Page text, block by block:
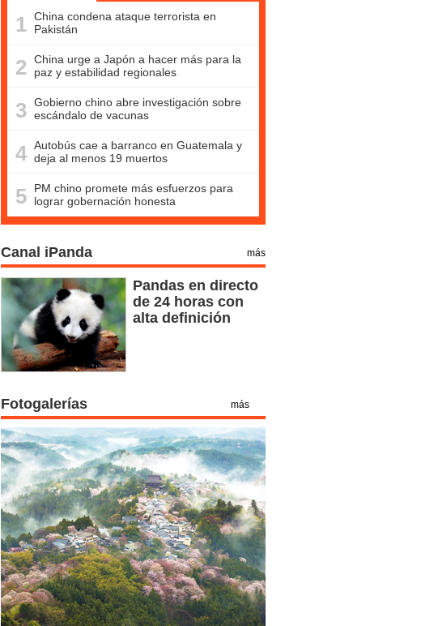
1 China condena ataque terrorista en
Pakistán
2 China urge a Japón a hacer más para la
paz y estabilidad regionales
3 Gobierno chino abre investigación sobre
escándalo de vacunas
4 Autobús cae a barranco en Guatemala y
deja al menos 19 muertos
5
PM chino promete más esfuerzos para
lograr gobernación honesta
Canal iPanda más
Pandas en directo
de 24 horas con
alta definición
Fotogalerías más